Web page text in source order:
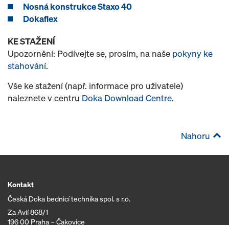
Nosná konstrukce Staxo 40
Dokaflex
KE STAŽENÍ
Upozornění: Podívejte se, prosím, na naše pokyny ke
stahování.
Vše ke stažení (např. informace pro uživatele)
naleznete v centru Doka Download Centre.
Nahoru
Kontakt
Česká Doka bednicí technika spol. s r.o.
Za Avií 868/1
196 00 Praha – Čakovice